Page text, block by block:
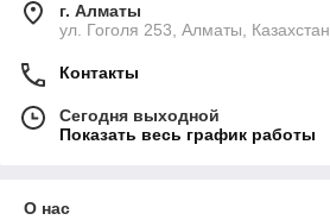
г. Алматы
ул. Гоголя 253, Алматы, Казахстан
Контакты
Сегодня выходной
Показать весь график работы
О нас